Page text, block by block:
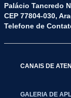
Palácio Tancredo
CEP 77804-030,
Telefone de
CANAIS DE
GALERIA DE